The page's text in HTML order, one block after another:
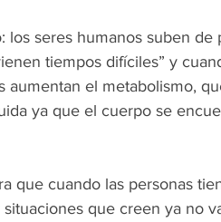
seres humanos suben de
tiempos difíciles” y
aumentan el metabolismo,
ya que el cuerpo se
que cuando las personas
que creen ya no